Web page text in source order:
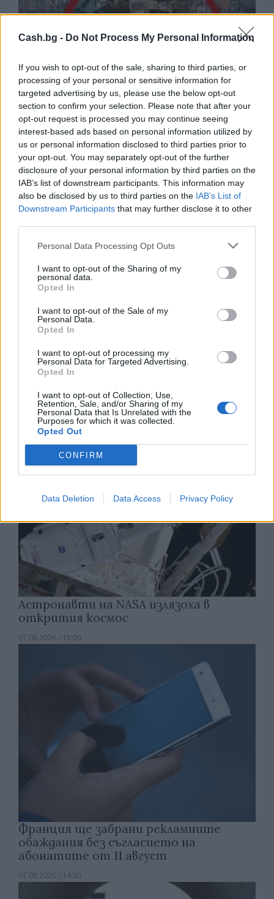
Cash.bg - Do Not Process My Personal Information
If you wish to opt-out of the sale, sharing to third parties, or
processing of your personal or sensitive information for
targeted advertising by us, please use the below opt-out
section to confirm your selection. Please note that after your
opt-out request is processed you may continue seeing
interest-based ads based on personal information utilized by
us or personal information disclosed to third parties prior to
your opt-out. You may separately opt-out of the further
disclosure of your personal information by third parties on the
IAB’s list of downstream participants. This information may
also be disclosed by us to third parties on the IAB’s List of
Downstream Participants that may further disclose it to other
Personal Data Processing Opt Outs
I want to opt-out of the Sharing of my
personal data.
Opted In
I want to opt-out of the Sale of my
Personal Data.
Opted In
I want to opt-out of processing my
Personal Data for Targeted Advertising.
Opted In
I want to opt-out of Collection, Use,
Retention, Sale, and/or Sharing of my
Personal Data that Is Unrelated with the
Purposes for which it was collected.
Opted Out
CONFIRM
Data Deletion Data Access Privacy Policy
Древен храм на почти 900 години
откриха под кафене за сладолед в
Полша
07.08.2026 / 16:00
Изкуствен интелект за първи път
създаде нови жизнеспособни вируси
07.08.2026 / 15:30
Астронавти на NASA излязоха в
открития космос
07.08.2026 / 15:00
Франция ще забрани рекламните
обаждания без съгласието на
абонатите от 11 август
07.08.2026 / 14:30